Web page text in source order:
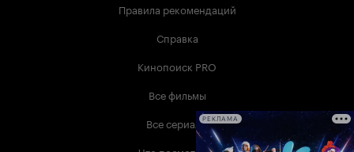
Правила рекомендаций
Справка
Кинопоиск PRO
Все фильмы
Все сериалыРЕКЛАМА